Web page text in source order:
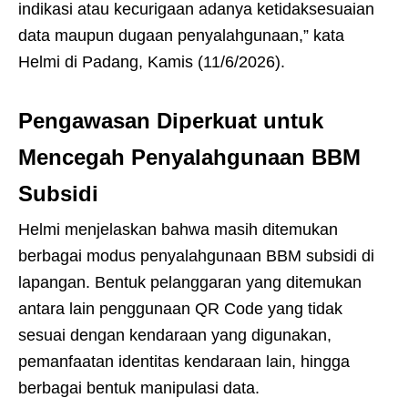
indikasi atau kecurigaan adanya ketidaksesuaian
data maupun dugaan penyalahgunaan,” kata
Helmi di Padang, Kamis (11/6/2026).
Pengawasan Diperkuat untuk
Mencegah Penyalahgunaan BBM
Subsidi
Helmi menjelaskan bahwa masih ditemukan
berbagai modus penyalahgunaan BBM subsidi di
lapangan. Bentuk pelanggaran yang ditemukan
antara lain penggunaan QR Code yang tidak
sesuai dengan kendaraan yang digunakan,
pemanfaatan identitas kendaraan lain, hingga
berbagai bentuk manipulasi data.